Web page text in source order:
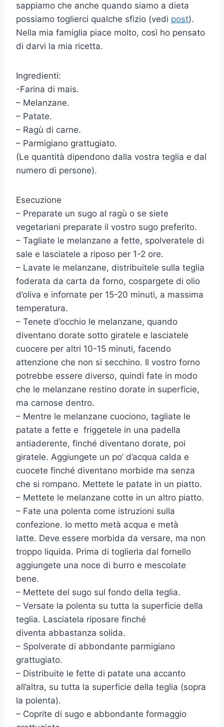
sappiamo che anche quando siamo a dieta
possiamo toglierci qualche sfizio (vedi post).
Nella mia famiglia piace molto, così ho pensato
di darvi la mia ricetta.
Ingredienti:
-Farina di mais.
– Melanzane.
– Patate.
– Ragù di carne.
– Parmigiano grattugiato.
(Le quantità dipendono dalla vostra teglia e dal
numero di persone).
Esecuzione
– Preparate un sugo al ragù o se siete
vegetariani preparate il vostro sugo preferito.
– Tagliate le melanzane a fette, spolveratele di
sale e lasciatele a riposo per 1-2 ore.
– Lavate le melanzane, distribuitele sulla teglia
foderata da carta da forno, cospargete di olio
d’oliva e infornate per 15-20 minuti, a massima
temperatura.
– Tenete d’occhio le melanzane, quando
diventano dorate sotto giratele e lasciatele
cuocere per altri 10-15 minuti, facendo
attenzione che non si secchino. Il vostro forno
potrebbe essere diverso, quindi fate in modo
che le melanzane restino dorate in superficie,
ma carnose dentro.
– Mentre le melanzane cuociono, tagliate le
patate a fette e friggetele in una padella
antiaderente, finché diventano dorate, poi
giratele. Aggiungete un po’ d’acqua calda e
cuocete finché diventano morbide ma senza
che si rompano. Mettete le patate in un piatto.
– Mettete le melanzane cotte in un altro piatto.
– Fate una polenta come istruzioni sulla
confezione. Io metto metà acqua e metà
latte. Deve essere morbida da versare, ma non
troppo liquida. Prima di toglierla dal fornello
aggiungete una noce di burro e mescolate
bene.
– Mettete del sugo sul fondo della teglia.
– Versate la polenta su tutta la superficie della
teglia. Lasciatela riposare finché
diventa abbastanza solida.
– Spolverate di abbondante parmigiano
grattugiato.
– Distribuite le fette di patate una accanto
all’altra, su tutta la superficie della teglia (sopra
la polenta).
– Coprite di sugo e abbondante formaggio